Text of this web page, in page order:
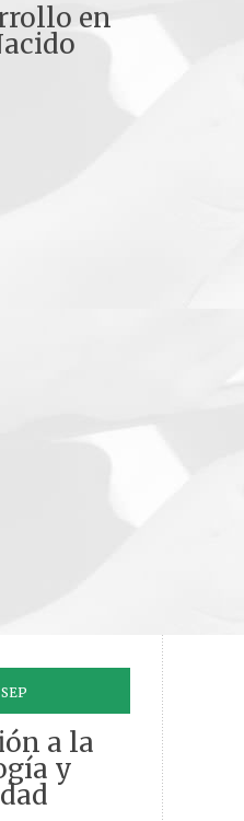
en
SEP
a la
y